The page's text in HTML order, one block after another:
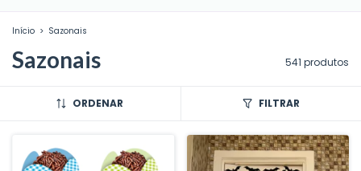
Início > Sazonais
Sazonais 541 produtos
ORDENAR FILTRAR